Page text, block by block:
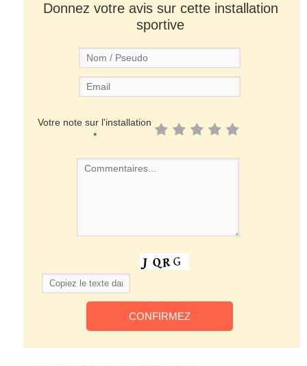
Donnez votre avis sur cette installation
sportive
Votre note sur l'installation
*